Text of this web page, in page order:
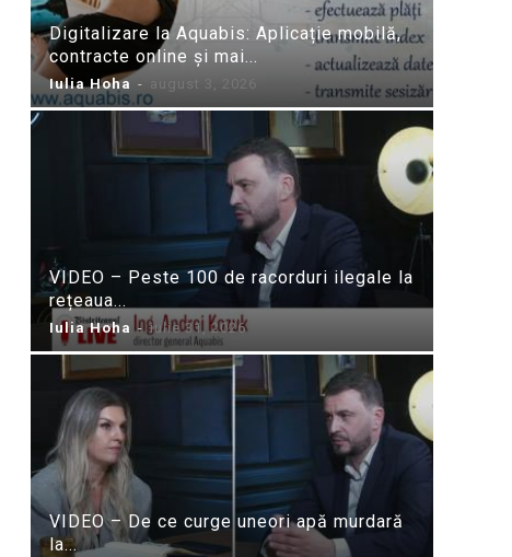
Digitalizare la Aquabis: Aplicație mobilă,
contracte online și mai...
Iulia Hoha - august 3, 2026
VIDEO – Peste 100 de racorduri ilegale la
rețeaua...
Iulia Hoha - iulie 31, 2026
VIDEO – De ce curge uneori apă murdară
la...